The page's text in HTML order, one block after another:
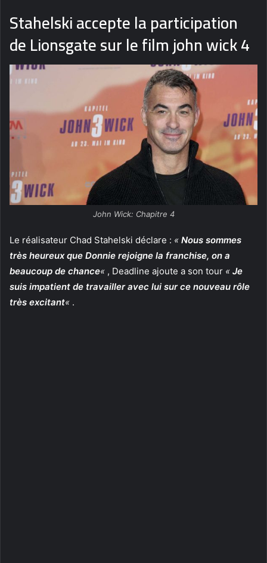
Stahelski accepte la participation
de Lionsgate sur le film john wick 4
John Wick: Chapitre 4
Le réalisateur Chad Stahelski déclare : « Nous sommes
très heureux que Donnie rejoigne la franchise, on a
beaucoup de chance« , Deadline ajoute a son tour « Je
suis impatient de travailler avec lui sur ce nouveau rôle
très excitant« .